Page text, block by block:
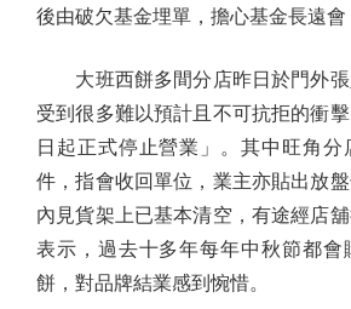
後由破欠基金埋單，擔心基金長遠會
大班西餅多間分店昨日於門外張
受到很多難以預計且不可抗拒的衝
日起正式停止營業」。其中旺角分
件，指會收回單位，業主亦貼出放
內見貨架上已基本清空，有途經店
表示，過去十多年每年中秋節都會
餅，對品牌結業感到惋惜。